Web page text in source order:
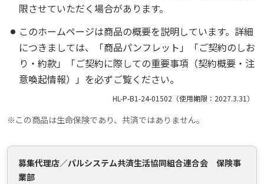
限させていただく場合があります。
このホームページは商品の概要を説明しています。詳細
につきましては、「商品パンフレット」「ご契約のしお
り・約款」「ご契約に際しての重要事項（契約概要・注
意喚起情報）」を必ずご覧ください。
HL-P-B1-24-01502（使用期限：2027.3.31）
※ この商品は生命保険であり、共済ではありません。
募集代理店／パルシステム共済生活協同組合連合会 保険事
業部